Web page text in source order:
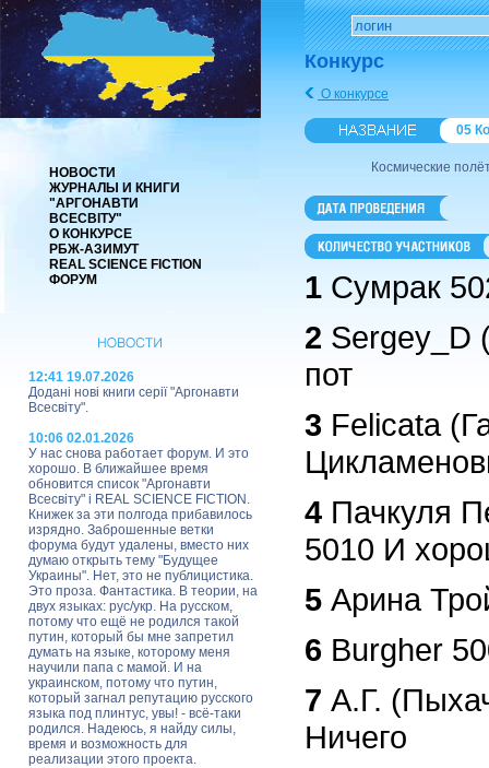
НОВОСТИ
ЖУРНАЛЫ И КНИГИ
"АРГОНАВТИ
ВСЕСВІТУ"
О КОНКУРСЕ
РБЖ-АЗИМУТ
REAL SCIENCE FICTION
ФОРУМ
12:41 19.07.2026
Додані нові книги серії "Аргонавти
Всесвіту".
10:06 02.01.2026
У нас снова работает форум. И это
хорошо. В ближайшее время
обновится список "Аргонавти
Всесвіту" і REAL SCIENCE FICTION.
Книжек за эти полгода прибавилось
изрядно. Заброшенные ветки
форума будут удалены, вместо них
думаю открыть тему "Будущее
Украины". Нет, это не публицистика.
Это проза. Фантастика. В теории, на
двух языках: рус/укр. На русском,
потому что ещё не родился такой
путин, который бы мне запретил
думать на языке, которому меня
научили папа с мамой. И на
украинском, потому что путин,
который загнал репутацию русского
языка под плинтус, увы! - всё-таки
родился. Надеюсь, я найду силы,
время и возможность для
реализации этого проекта.
Конкурс
О конкурсе
05
Космические
1 Сумрак
2 Sergey_D
пот
3 Felicata
4 Пачкуля
5010 И
5 Арина
6 Burgher
7 А.Г.
Ничего